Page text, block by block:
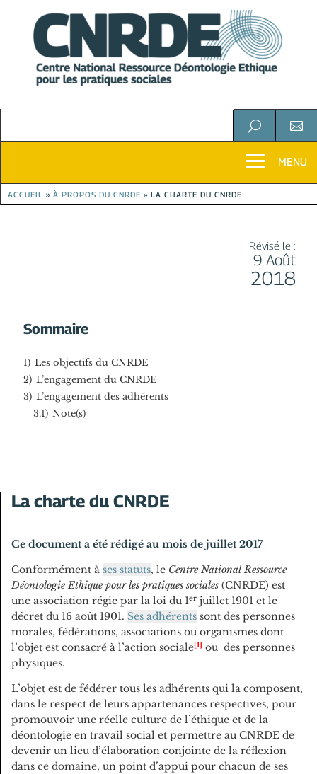
U 
ACCUEIL » À PROPOS DU CNRDE » LA CHARTE DU CNRDE
Révisé le :
9 Août
2018
Sommaire
1) Les objectifs du CNRDE
2) L’engagement du CNRDE
3) L’engagement des adhérents
3.1) Note(s)
La charte du CNRDE
Ce document a été rédigé au mois de juillet 2017
Conformément à ses statuts, le Centre National Ressource
Déontologie Ethique pour les pratiques sociales (CNRDE) est
une association régie par la loi du 1er juillet 1901 et le
décret du 16 août 1901. Ses adhérents sont des personnes
morales, fédérations, associations ou organismes dont
l’objet est consacré à l’action sociale 1
ou des personnes
physiques.
L’objet est de fédérer tous les adhérents qui la composent,
dans le respect de leurs appartenances respectives, pour
promouvoir une réelle culture de l’éthique et de la
déontologie en travail social et permettre au CNRDE de
devenir un lieu d’élaboration conjointe de la réflexion
dans ce domaine, un point d’appui pour chacun de ses